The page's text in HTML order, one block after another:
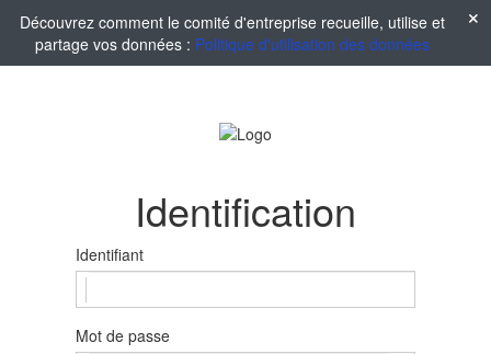
Découvrez comment le comité d'entreprise recueille, utilise et
partage vos données : Politique d'utilisation des données
Identification
Identifiant
Mot de passe